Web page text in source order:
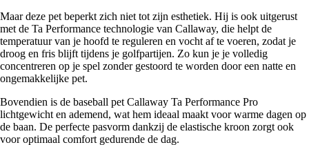
Maar deze pet beperkt zich niet tot zijn esthetiek. Hij is ook uitgerust
met de Ta Performance technologie van Callaway, die helpt de
temperatuur van je hoofd te reguleren en vocht af te voeren, zodat je
droog en fris blijft tijdens je golfpartijen. Zo kun je je volledig
concentreren op je spel zonder gestoord te worden door een natte en
ongemakkelijke pet.
Bovendien is de baseball pet Callaway Ta Performance Pro
lichtgewicht en ademend, wat hem ideaal maakt voor warme dagen op
de baan. De perfecte pasvorm dankzij de elastische kroon zorgt ook
voor optimaal comfort gedurende de dag.